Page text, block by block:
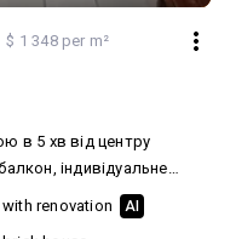
$ 1 348 per m²
в 5 хв від центру
індивідуальне
на
планування:
with renovation AI